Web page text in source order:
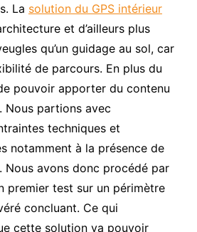
La solution du GPS intérieur
et d’ailleurs plus
qu’un guidage au sol, car
de parcours. En plus du
pouvoir apporter du contenu
Nous partions avec
techniques et
notamment à la présence de
Nous avons donc procédé par
premier test sur un périmètre
concluant. Ce qui
cette solution va pouvoir